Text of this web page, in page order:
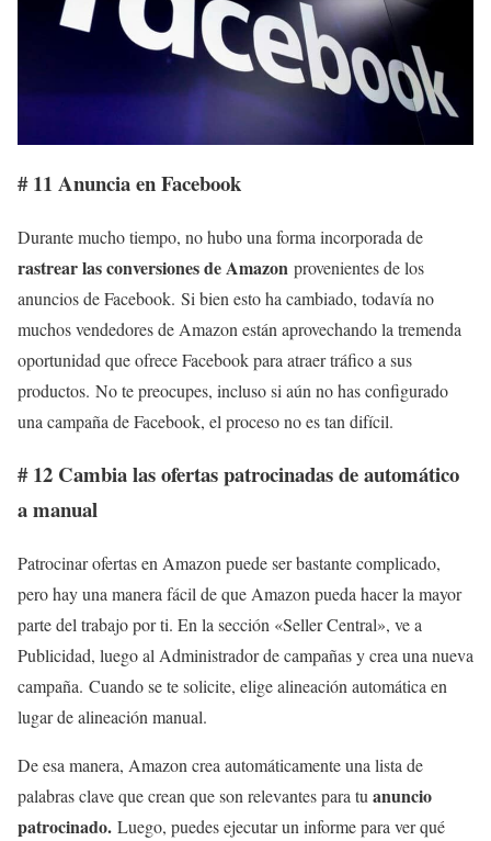
# 11 Anuncia en Facebook
Durante mucho tiempo, no hubo una forma incorporada de
rastrear las conversiones de Amazon provenientes de los
anuncios de Facebook. Si bien esto ha cambiado, todavía no
muchos vendedores de Amazon están aprovechando la tremenda
oportunidad que ofrece Facebook para atraer tráfico a sus
productos. No te preocupes, incluso si aún no has configurado
una campaña de Facebook, el proceso no es tan difícil.
# 12 Cambia las ofertas patrocinadas de automático
a manual
Patrocinar ofertas en Amazon puede ser bastante complicado,
pero hay una manera fácil de que Amazon pueda hacer la mayor
parte del trabajo por ti. En la sección «Seller Central», ve a
Publicidad, luego al Administrador de campañas y crea una nueva
campaña. Cuando se te solicite, elige alineación automática en
lugar de alineación manual.
De esa manera, Amazon crea automáticamente una lista de
palabras clave que crean que son relevantes para tu anuncio
patrocinado. Luego, puedes ejecutar un informe para ver qué